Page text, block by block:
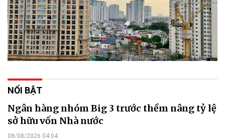
NỔI BẬT
Ngân hàng nhóm Big 3 trước thềm nâng tỷ lệ
sở hữu vốn Nhà nước
08/08/2026 04:04